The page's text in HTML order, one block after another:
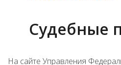
Судебные
На сайте Управления